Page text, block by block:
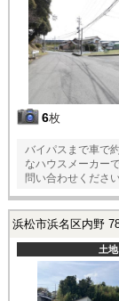
6枚
バイパスまで車で
なハウスメーカー
問い合わせください
浜松市浜名区内野
土地